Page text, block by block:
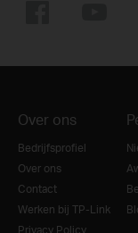
Over ons
Bedrijfsprofiel
Over ons
Contact
Werken bij TP-Link
Privacy Policy